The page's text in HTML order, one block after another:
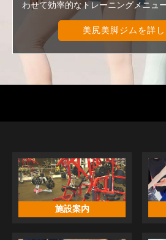
わせて効率的なトレーニングメニュ
美尻美脚ジムを詳
施設案内